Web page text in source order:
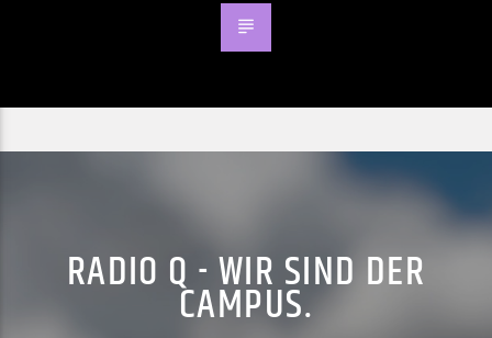
RADIO Q - WIR SIND DER
CAMPUS.